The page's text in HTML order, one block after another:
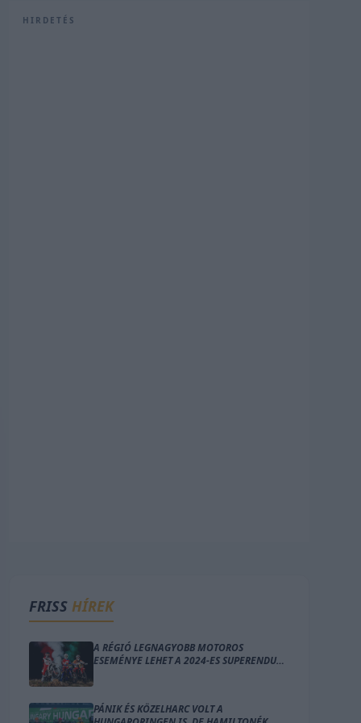
HIRDETÉS
FRISS HÍREK
A RÉGIÓ LEGNAGYOBB MOTOROS
ESEMÉNYE LEHET A 2024-ES SUPERENDURO
PÁNIK ÉS KÖZELHARC VOLT A